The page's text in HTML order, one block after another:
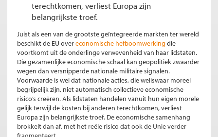
terechtkomen, verliest Europa zijn
belangrijkste troef.
Juist als een van de grootste geïntegreerde markten ter wereld
beschikt de EU overeconomische hefboomwerking die
voortkomt uit de onderlinge verwevenheid van haar lidstaten.
Die gezamenlijke economische schaal kan geopolitiek zwaarder
wegen dan versnipperde nationale militaire signalen.
Voorwaarde is wel dat nationale acties, die weliswaar moreel
begrijpelijk zijn, niet automatisch collectieve economische
risico’s creëren. Als lidstaten handelen vanuit hun eigen morele
gelijk terwijl de kosten bij anderen terechtkomen, verliest
Europa zijn belangrijkste troef. De economische samenhang
brokkelt dan af, met het reële risico dat ook de Unie verder